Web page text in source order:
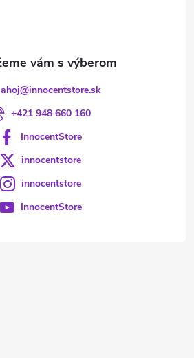
ahoj@innocentstore.sk
+421 948 660 160
InnocentStore
innocentstore
innocentstore
InnocentStore